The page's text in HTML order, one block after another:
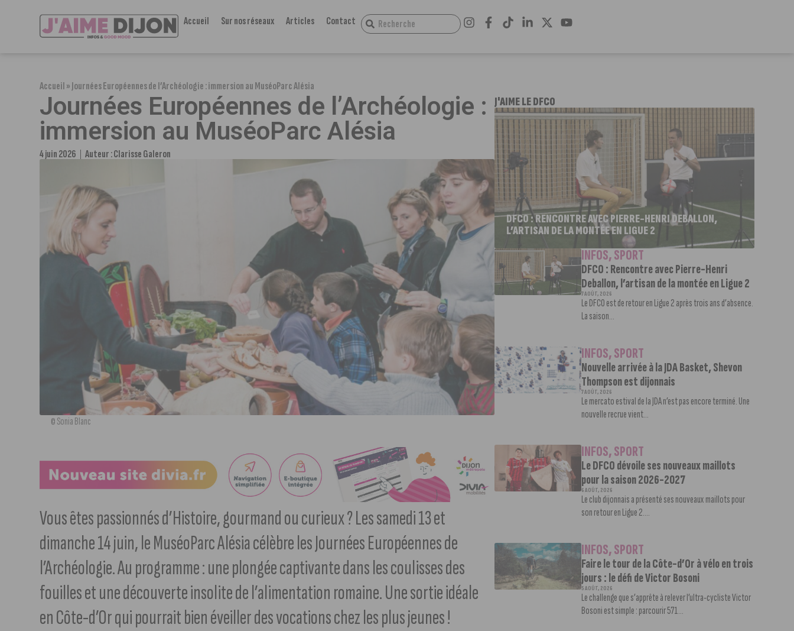
Accueil Sur nos réseaux Articles Contact
Accueil»Journées Européennes de l’Archéologie : immersion au MuséoParc Alésia
Journées Européennes de l’Archéologie :
immersion au MuséoParc Alésia
4 juin 2026 Auteur :Clarisse Galeron
© Sonia Blanc
Vous êtes passionnés d’Histoire, gourmand ou curieux ? Les samedi 13 et
dimanche 14 juin, le MuséoParc Alésia célèbre les Journées Européennes de
l’Archéologie. Au programme : une plongée captivante dans les coulisses des
fouilles et une découverte insolite de l’alimentation romaine. Une sortie idéale
en Côte-d’Or qui pourrait bien éveiller des vocations chez les plus jeunes !
J'AIME LE DFCO
DFCO : RENCONTRE AVEC PIERRE-HENRI DEBALLON,
L’ARTISAN DE LA MONTÉE EN LIGUE 2
INFOS,SPORT
DFCO : Rencontre avec Pierre-Henri
Deballon, l’artisan de la montée en Ligue 2
7 AOÛT, 2026
Le DFCO est de retour en Ligue 2 après trois ans d’absence.
La saison...
INFOS,SPORT
Nouvelle arrivée à la JDA Basket, Shevon
Thompson est dijonnais
7 AOÛT, 2026
Le mercato estival de la JDA n’est pas encore terminé. Une
nouvelle recrue vient...
INFOS,SPORT
Le DFCO dévoile ses nouveaux maillots
pour la saison 2026-2027
6 AOÛT, 2026
Le club dijonnais a présenté ses nouveaux maillots pour
son retour en Ligue 2....
INFOS,SPORT
Faire le tour de la Côte-d’Or à vélo en trois
jours : le défi de Victor Bosoni
5 AOÛT, 2026
Le challenge que s’apprête à relever l’ultra-cycliste Victor
Bosoni est simple : parcourir 571...